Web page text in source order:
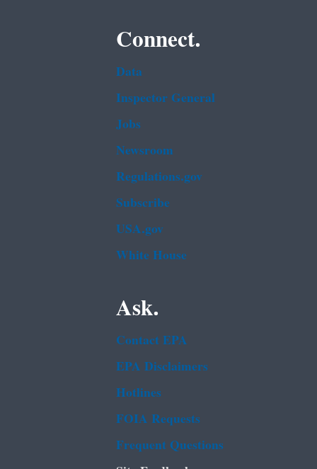
Connect.
Data
Inspector General
Jobs
Newsroom
Regulations.gov
Subscribe
USA.gov
White House
Ask.
Contact EPA
EPA Disclaimers
Hotlines
FOIA Requests
Frequent Questions